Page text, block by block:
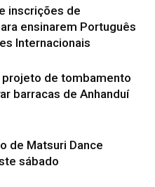
inscrições de
ensinarem Português
Internacionais
projeto de tombamento
barracas de Anhanduí
de Matsuri Dance
sábado